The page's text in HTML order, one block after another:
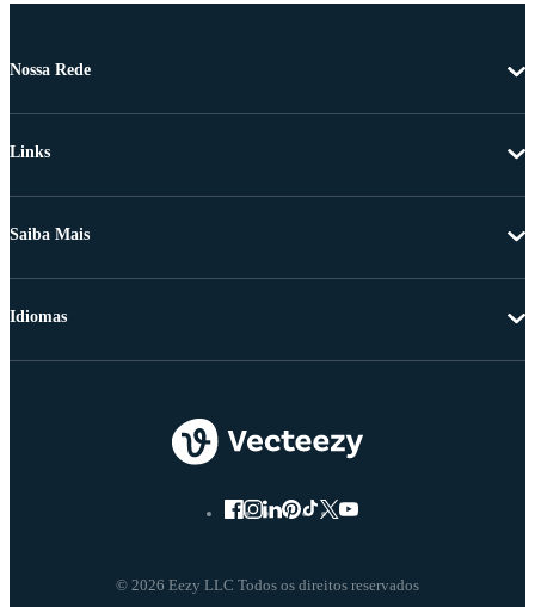
Nossa Rede
Links
Saiba Mais
© 2026 Eezy LLC Todos os direitos reservados
Idiomas